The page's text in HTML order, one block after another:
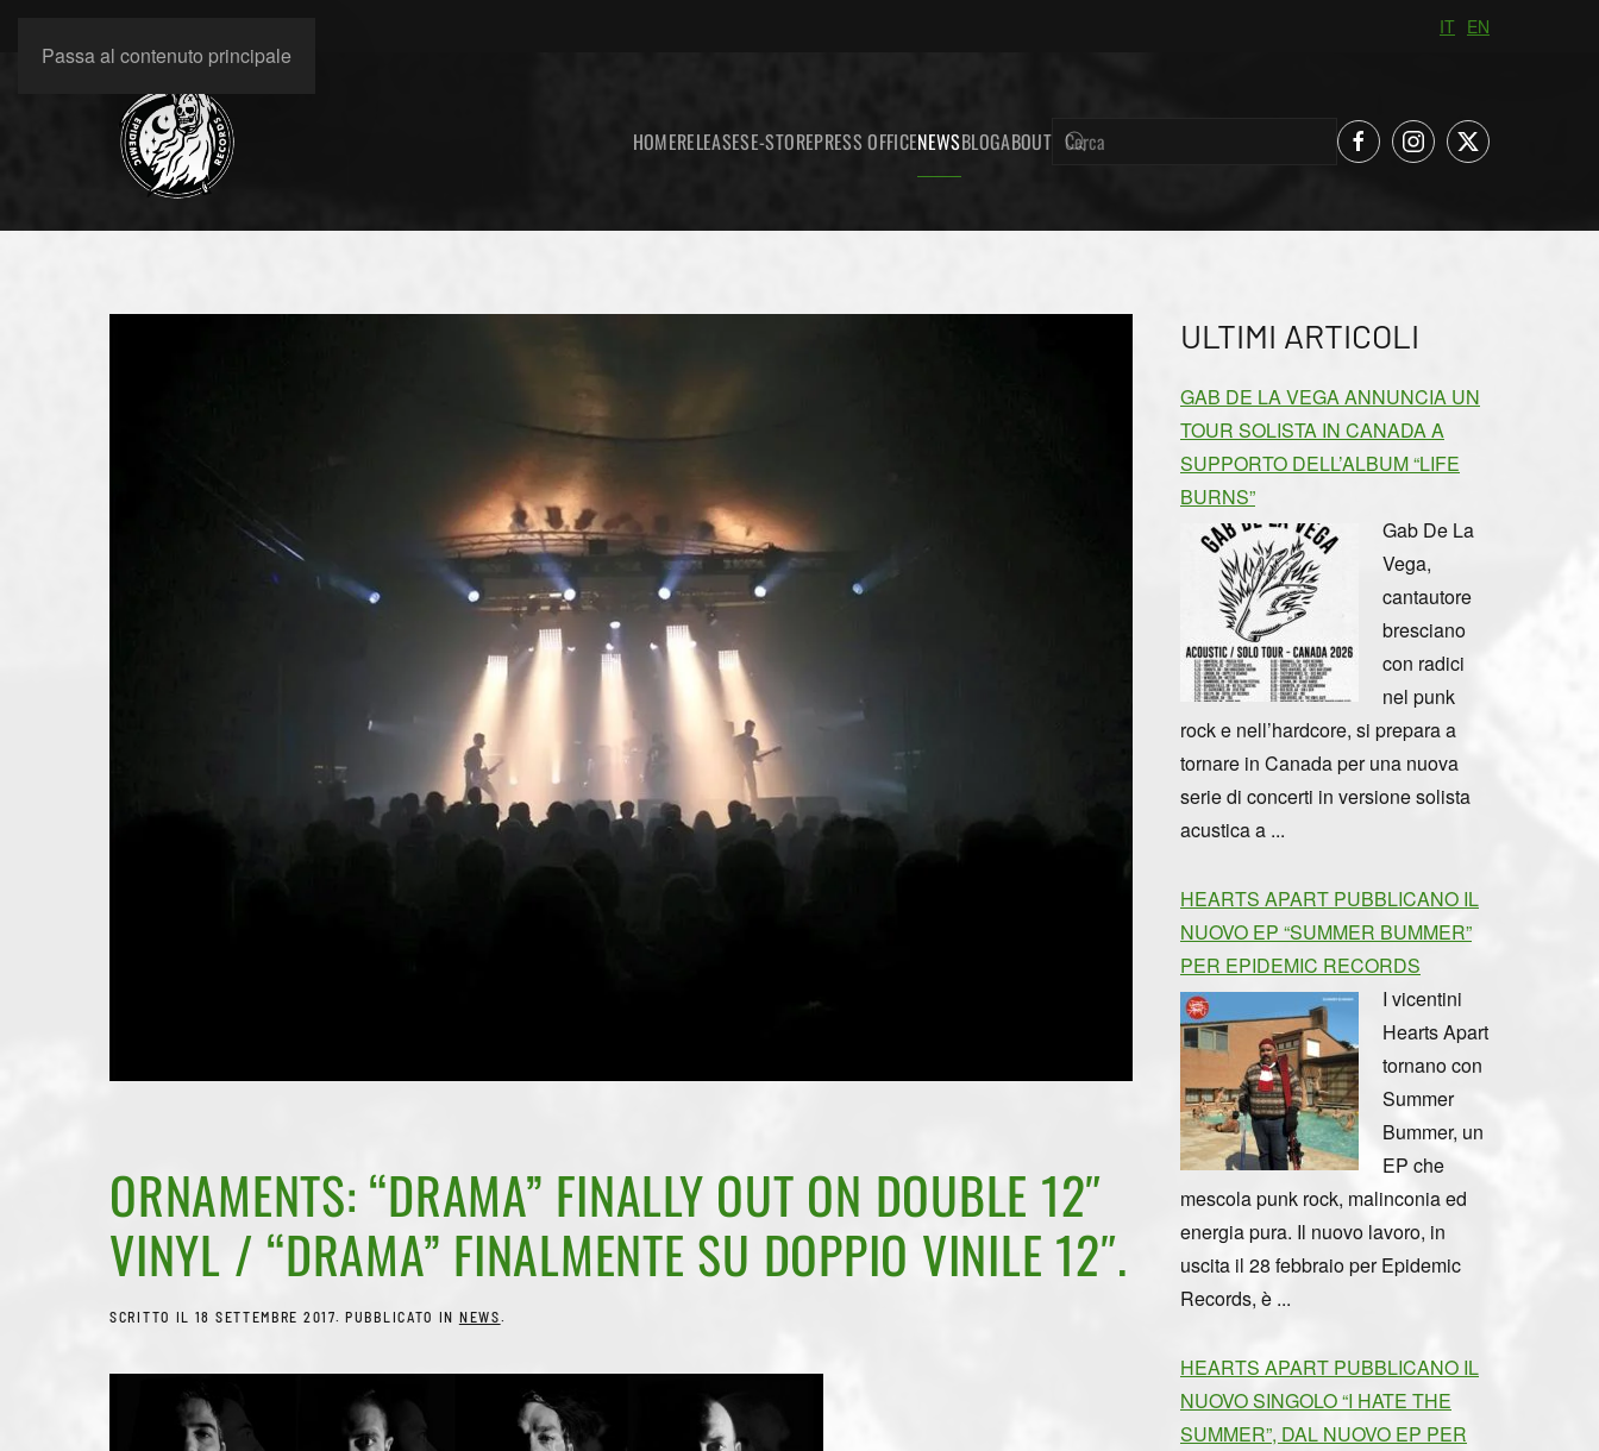
Passa al contenuto principale
IT EN
HOMERELEASESE-STOREPRESS OFFICENEWSBLOGABOUT
ORNAMENTS: “DRAMA” FINALLY OUT ON DOUBLE 12″
VINYL / “DRAMA” FINALMENTE SU DOPPIO VINILE 12″.
SCRITTO IL 18 SETTEMBRE 2017 . PUBBLICATO IN NEWS
ULTIMI ARTICOLI
GAB DE LA VEGA ANNUNCIA UN
TOUR SOLISTA IN CANADA A
SUPPORTO DELL’ALBUM “LIFE
BURNS”
Gab De La
Vega,
cantautore
bresciano
con radici
nel punk
rock e nell’hardcore, si prepara a
tornare in Canada per una nuova
serie di concerti in versione solista
acustica a ...
HEARTS APART PUBBLICANO IL
NUOVO EP “SUMMER BUMMER”
PER EPIDEMIC RECORDS
I vicentini
Hearts Apart
tornano con
Summer
Bummer, un
EP che
mescola punk rock, malinconia ed
energia pura. Il nuovo lavoro, in
uscita il 28 febbraio per Epidemic
Records, è ...
HEARTS APART PUBBLICANO IL
NUOVO SINGOLO “I HATE THE
SUMMER”, DAL NUOVO EP PER